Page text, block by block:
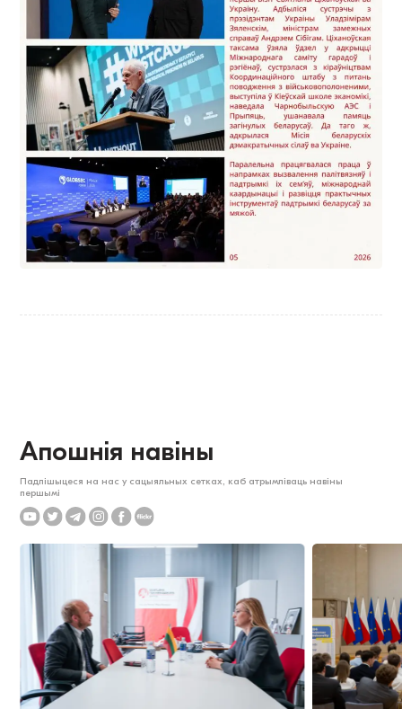
Апошнія навіны
Падпішыцеся на нас у сацыяльных сетках, каб атрымліваць навіны
першымі